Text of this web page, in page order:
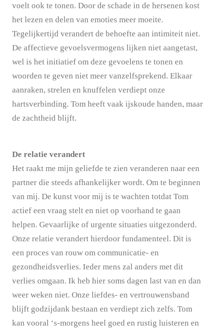
voelt ook te tonen. Door de schade in de hersenen kost
het lezen en delen van emoties meer moeite.
Tegelijkertijd verandert de behoefte aan intimiteit niet.
De affectieve gevoelsvermogens lijken niet aangetast,
wel is het initiatief om deze gevoelens te tonen en
woorden te geven niet meer vanzelfsprekend. Elkaar
aanraken, strelen en knuffelen verdiept onze
hartsverbinding. Tom heeft vaak ijskoude handen, maar
de zachtheid blijft.
De relatie verandert
Het raakt me mijn geliefde te zien veranderen naar een
partner die steeds afhankelijker wordt. Om te beginnen
van mij. De kunst voor mij is te wachten totdat Tom
actief een vraag stelt en niet op voorhand te gaan
helpen. Gevaarlijke of urgente situaties uitgezonderd.
Onze relatie verandert hierdoor fundamenteel. Dit is
een proces van rouw om communicatie- en
gezondheidsverlies. Ieder mens zal anders met dit
verlies omgaan. Ik heb hier soms dagen last van en dan
weer weken niet. Onze liefdes- en vertrouwensband
blijft godzijdank bestaan en verdiept zich zelfs. Tom
kan vooral ‘s-morgens heel goed en rustig luisteren en